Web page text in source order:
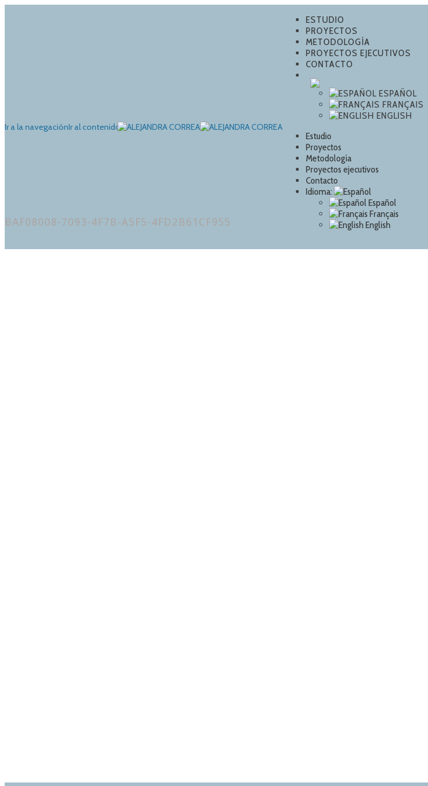
Ir a la navegaciónIr al contenido
ESTUDIO
PROYECTOS
METODOLOGÍA
PROYECTOS EJECUTIVOS
CONTACTO
ESPAÑOL
FRANÇAIS
ENGLISH
Estudio
Proyectos
Metodología
Proyectos ejecutivos
Contacto
Idioma:
Español
Français
English
BAF08008-7093-4F7B-A5F5-4FD2B61CF955